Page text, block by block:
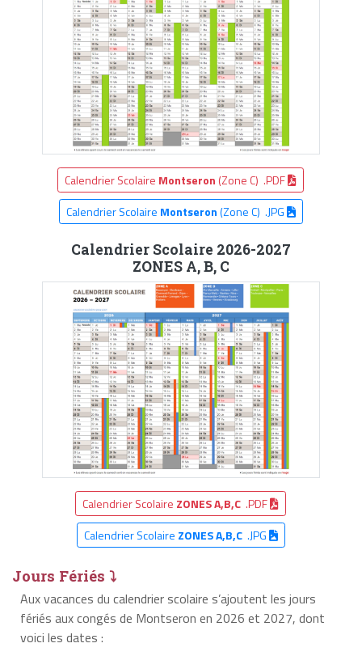
Calendrier Scolaire Montseron (Zone C) .PDF
Calendrier Scolaire Montseron(Zone C) .JPG
Calendrier Scolaire 2026-2027
ZONES A, B, C
Calendrier Scolaire ZONES A,B,C .PDF
Calendrier Scolaire ZONES A,B,C.JPG
Jours Fériés ⤵
Aux vacances du calendrier scolaire s’ajoutent les jours
fériés aux congés de Montseron en 2026 et 2027, dont
voici les dates :